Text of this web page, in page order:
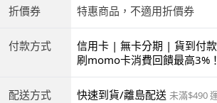
折價券 特惠商品，不適用折價券
付款方式
信用卡 | 無卡分期 | 貨到付
商付款 | ATM | 銀聯卡
刷momo卡消費回饋最高3%！
配送方式 快速到貨/離島配送 未滿$490